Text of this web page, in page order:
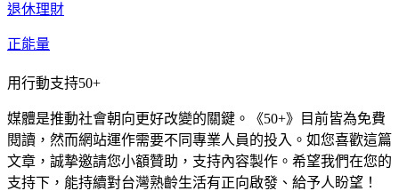
退休理財
正能量
用行動支持50+
媒體是推動社會朝向更好改變的關鍵。《50+》目前皆為免費
閱讀，然而網站運作需要不同專業人員的投入。如您喜歡這篇
文章，誠摯邀請您小額贊助，支持內容製作。希望我們在您的
支持下，能持續對台灣熟齡生活有正向啟發、給予人盼望！